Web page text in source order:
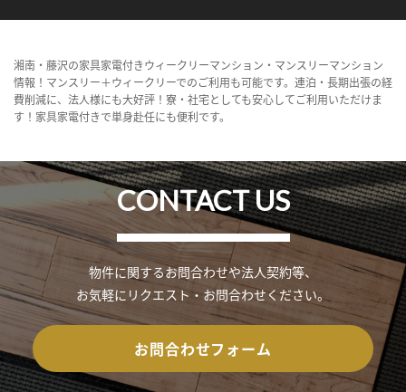
湘南・藤沢の家具家電付きウィークリーマンション・マンスリーマンション
情報！マンスリー＋ウィークリーでのご利用も可能です。連泊・長期出張の経
費削減に、法人様にも大好評！寮・社宅としても安心してご利用いただけま
す！家具家電付きで単身赴任にも便利です。
CONTACT US
物件に関するお問合わせや法人契約等、
お気軽にリクエスト・お問合わせください。
お問合わせフォーム